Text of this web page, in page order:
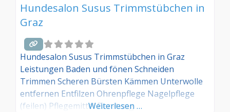
Hundesalon Susus Trimmstübchen in
Graz
Hundesalon Susus Trimmstübchen in Graz
Leistungen Baden und fönen Schneiden
Trimmen Scheren Bürsten Kämmen Unterwolle
entfernen Entfilzen Ohrenpflege Nagelpflege
(feilen) Pflegemittel Beratung
Weiterlesen …